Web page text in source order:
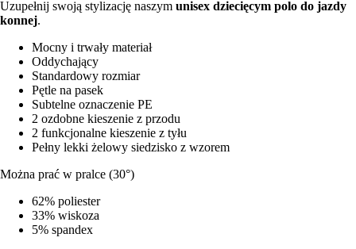
Uzupełnij swoją stylizację naszym unisex dziecięcym polo do jazdy
konnej.
Mocny i trwały materiał
Oddychający
Standardowy rozmiar
Pętle na pasek
Subtelne oznaczenie PE
2 ozdobne kieszenie z przodu
2 funkcjonalne kieszenie z tyłu
Pełny lekki żelowy siedzisko z wzorem
Można prać w pralce (30°)
62% poliester
33% wiskoza
5% spandex